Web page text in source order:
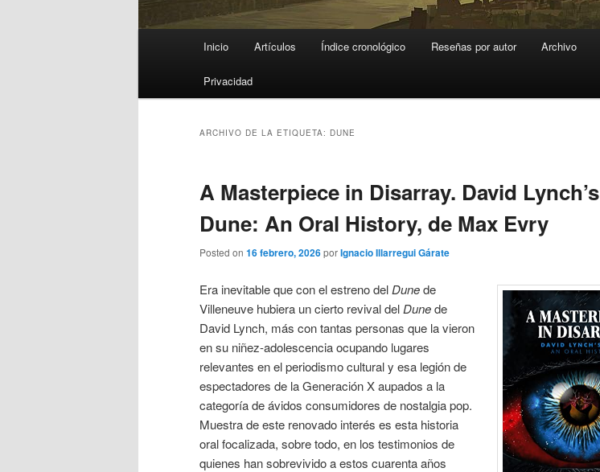
Inicio Artículos Índice cronológico Reseñas por autor Archivo
Privacidad
ARCHIVO DE LA ETIQUETA: DUNE
A Masterpiece in Disarray. David Lynch’s
Dune: An Oral History, de Max Evry
Posted on 16 febrero, 2026porIgnacio Illarregui Gárate
Era inevitable que con el estreno del Dunede
Villeneuve hubiera un cierto revival del Dunede
David Lynch, más con tantas personas que la vieron
en su niñez-adolescencia ocupando lugares
relevantes en el periodismo cultural y esa legión de
espectadores de la Generación X aupados a la
categoría de ávidos consumidores de nostalgia pop.
Muestra de este renovado interés es esta historia
oral focalizada, sobre todo, en los testimonios de
quienes han sobrevivido a estos cuarenta años